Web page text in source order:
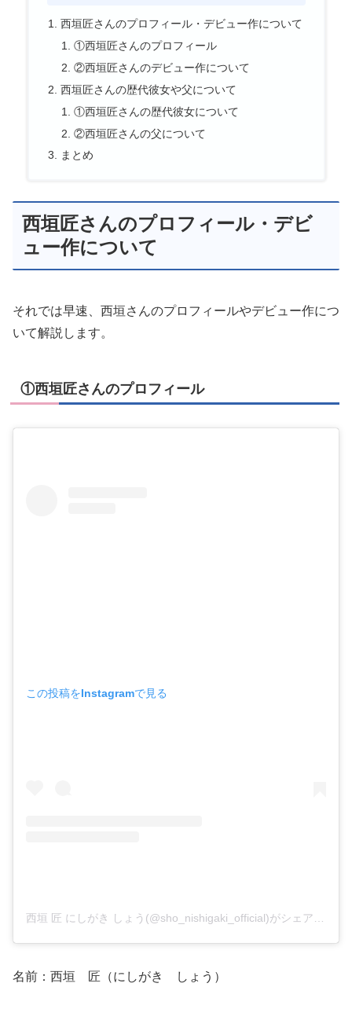
西垣匠さんのプロフィール・デビュー作について
①西垣匠さんのプロフィール
②西垣匠さんのデビュー作について
西垣匠さんの歴代彼女や父について
①西垣匠さんの歴代彼女について
②西垣匠さんの父について
まとめ
西垣匠さんのプロフィール・デビ
ュー作について
それでは早速、西垣さんのプロフィールやデビュー作につ
いて解説します。
①西垣匠さんのプロフィール
この投稿をInstagramで見る
西垣 匠 にしがき しょう(@sho_nishigaki_official)がシェアした投稿
名前：西垣 匠（にしがき しょう）